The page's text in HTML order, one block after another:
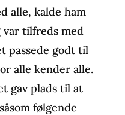
alle, kalde ham
var tilfreds med
passede godt til
alle kender alle.
gav plads til at
følgende